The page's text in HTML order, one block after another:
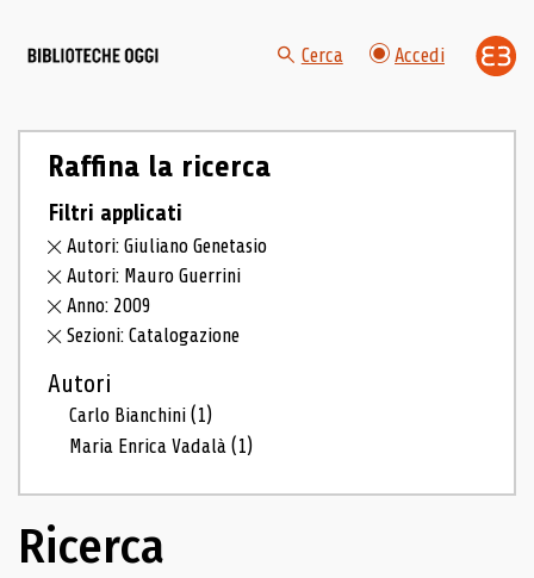
Cerca Accedi
Raffina la ricerca
Filtri applicati
Autori: Giuliano Genetasio
Autori: Mauro Guerrini
Anno: 2009
Sezioni: Catalogazione
Autori
Carlo Bianchini(1)
Maria Enrica Vadalà(1)
Ricerca